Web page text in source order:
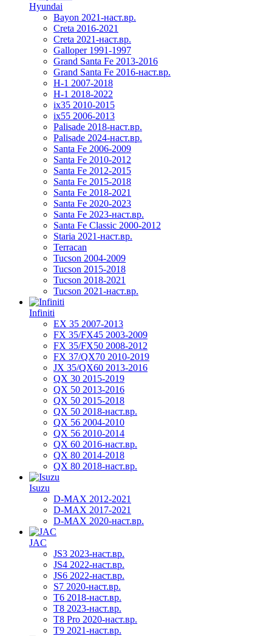
Hyundai
Bayon 2021-наст.вр.
Creta 2016-2021
Creta 2021-наст.вр.
Galloper 1991-1997
Grand Santa Fe 2013-2016
Grand Santa Fe 2016-наст.вр.
H-1 2007-2018
H-1 2018-2022
ix35 2010-2015
ix55 2006-2013
Palisade 2018-наст.вр.
Palisade 2024-наст.вр.
Santa Fe 2006-2009
Santa Fe 2010-2012
Santa Fe 2012-2015
Santa Fe 2015-2018
Santa Fe 2018-2021
Santa Fe 2020-2023
Santa Fe 2023-наст.вр.
Santa Fe Classic 2000-2012
Staria 2021-наст.вр.
Terracan
Tucson 2004-2009
Tucson 2015-2018
Tucson 2018-2021
Tucson 2021-наст.вр.
Infiniti
EX 35 2007-2013
FX 35/FX45 2003-2009
FX 35/FX50 2008-2012
FX 37/QX70 2010-2019
JX 35/QX60 2013-2016
QX 30 2015-2019
QX 50 2013-2016
QX 50 2015-2018
QX 50 2018-наст.вр.
QX 56 2004-2010
QX 56 2010-2014
QX 60 2016-наст.вр.
QX 80 2014-2018
QX 80 2018-наст.вр.
Isuzu
D-MAX 2012-2021
D-MAX 2017-2021
D-MAX 2020-наст.вр.
JAC
JS3 2023-наст.вр.
JS4 2022-наст.вр.
JS6 2022-наст.вр.
S7 2020-наст.вр.
T6 2018-наст.вр.
T8 2023-наст.вр.
T8 Pro 2020-наст.вр.
T9 2021-наст.вр.